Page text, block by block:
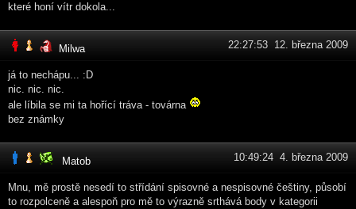
které honí vítr dokola...
Milwa 22:27:53 12. března 2009
já to nechápu... :D
nic. nic. nic.
ale líbila se mi ta hořící tráva - továrna
bez známky
Matob 10:49:24 4. března 2009
Mnu, mě prostě nesedí to střídání spisovné a nespisovné češtiny, působí
to rozpolceně a alespoň pro mě to výrazně srthává body v kategorii